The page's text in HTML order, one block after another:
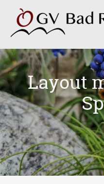
Navigation
überspringen
Layout